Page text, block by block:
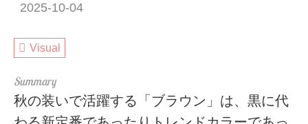
2025-10-04
Visual
秋の装いで活躍する「ブラウン」は、黒に代